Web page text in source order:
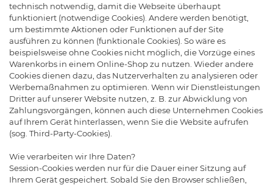
technisch notwendig, damit die Webseite überhaupt
funktioniert (notwendige Cookies). Andere werden benötigt,
um bestimmte Aktionen oder Funktionen auf der Site
ausführen zu können (funktionale Cookies). So wäre es
beispielsweise ohne Cookies nicht möglich, die Vorzüge eines
Warenkorbs in einem Online-Shop zu nutzen. Wieder andere
Cookies dienen dazu, das Nutzerverhalten zu analysieren oder
Werbemaßnahmen zu optimieren. Wenn wir Dienstleistungen
Dritter auf unserer Website nutzen, z. B. zur Abwicklung von
Zahlungsvorgängen, können auch diese Unternehmen Cookies
auf Ihrem Gerät hinterlassen, wenn Sie die Website aufrufen
(sog. Third-Party-Cookies).
Wie verarbeiten wir Ihre Daten?
Session-Cookies werden nur für die Dauer einer Sitzung auf
Ihrem Gerät gespeichert. Sobald Sie den Browser schließen,